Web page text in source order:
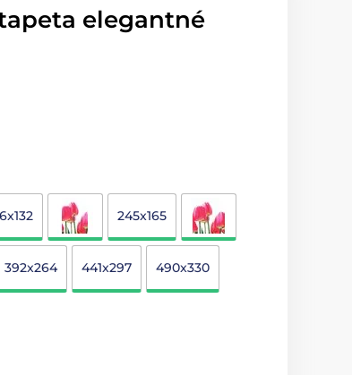
elegantné
245x165
392x264 441x297 490x330